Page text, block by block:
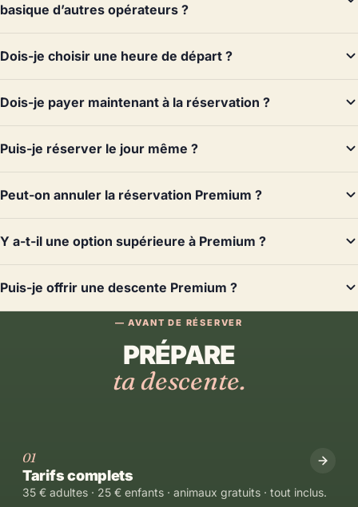
basique d’autres opérateurs ?
Dois-je choisir une heure de départ ?
Dois-je payer maintenant à la réservation ?
Puis-je réserver le jour même ?
Peut-on annuler la réservation Premium ?
Y a-t-il une option supérieure à Premium ?
Puis-je offrir une descente Premium ?
— AVANT DE RÉSERVER
PRÉPARE
ta descente.
01
Tarifs complets
35 € adultes · 25 € enfants · animaux gratuits · tout inclus.